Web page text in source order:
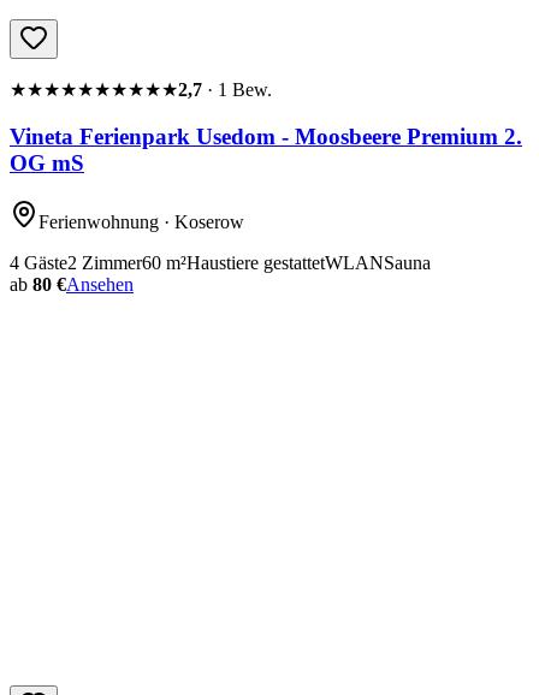
★★★★★★★★★★2,7 · 1 Bew.
Vineta Ferienpark Usedom - Moosbeere Premium 2.
OG mS
Ferienwohnung · Koserow
4 Gäste2 Zimmer60 m²Haustiere gestattetWLANSauna
ab 80 €Ansehen